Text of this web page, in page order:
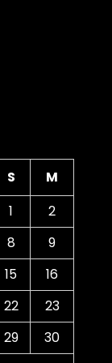
S
M
1
2
8
9
15
16
22
23
29
30